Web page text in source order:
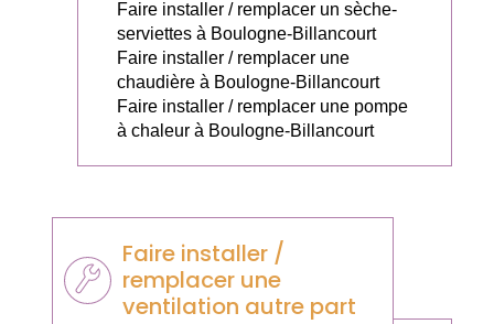
Faire installer / remplacer un sèche-
serviettes à Boulogne-Billancourt
Faire installer / remplacer une
chaudière à Boulogne-Billancourt
Faire installer / remplacer une pompe
à chaleur à Boulogne-Billancourt
Faire installer /
remplacer une
ventilation autre part